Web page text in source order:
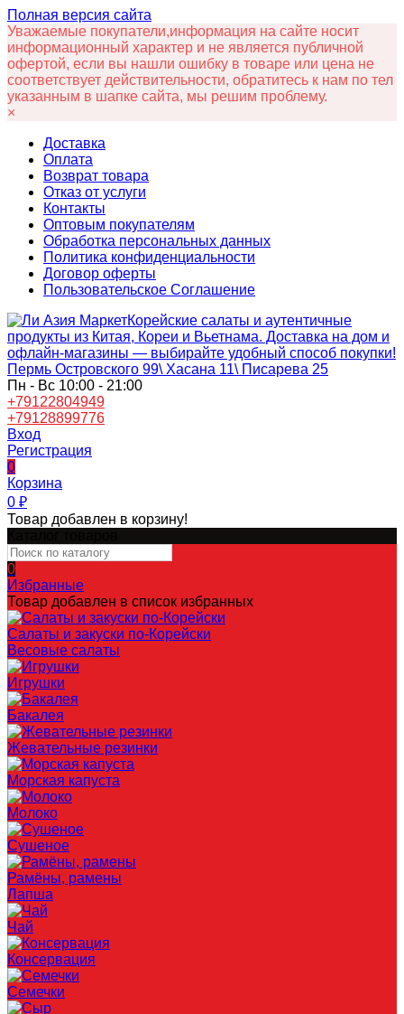
Полная версия сайта
Уважаемые покупатели,информация на сайте носит
информационный характер и не является публичной
офертой, если вы нашли ошибку в товаре или цена не
соответствует действительности, обратитесь к нам по тел
указанным в шапке сайта, мы решим проблему.
×
Доставка
Оплата
Возврат товара
Отказ от услуги
Контакты
Оптовым покупателям
Обработка персональных данных
Политика конфиденциальности
Договор оферты
Пользовательское Соглашение
Корейские салаты и аутентичные
продукты из Китая, Кореи и Вьетнама. Доставка на дом и
офлайн‑магазины — выбирайте удобный способ покупки!
Пермь Островского 99\ Хасана 11\ Писарева 25
Пн - Вс 10:00 - 21:00
+79122804949
+79128899776
Вход
Регистрация
0
Корзина
0 ₽
Товар добавлен в корзину!
0
Избранные
Товар добавлен в список избранных
Салаты и закуски по-Корейски
Весовые салаты
Игрушки
Бакалея
Жевательные резинки
Морская капуста
Молоко
Сушеное
Рамёны, рамены
Лапша
Чай
Консервация
Семечки